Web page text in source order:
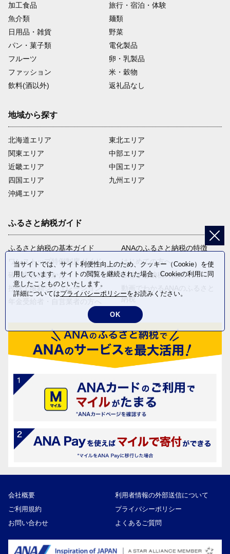
加工食品
旅行・宿泊・体験
魚介類
麺類
日用品・雑貨
野菜
パン・菓子類
電化製品
フルーツ
卵・乳製品
ファッション
米・穀物
飲料(酒以外)
返礼品なし
地域から探す
北海道エリア
関東エリア
近畿エリア
四国エリア
沖縄エリア
東北エリア
中部エリア
中国エリア
九州エリア
ふるさと納税ガイド
ふるさと納税の基本ガイド
ワンストップ特例制度ガイド
確定申告のしかた
控除上限額シミュレーション
ANAのふるさと納税の特徴
はじめての方へ
ふるさと納税の流れ
納税
会社概要
利用者情報の外部送信について
ご利用規約
プライバシーポリシー
お問い合わせ
よくあるご質問
当サイトでは、サイト利便性向上のため、クッキー（Cookie）を使
用しています。サイトの閲覧を継続された場合、Cookieの利用に同
意したことものといたします。
詳細についてはプライバシーポリシーをお読みください。
OK